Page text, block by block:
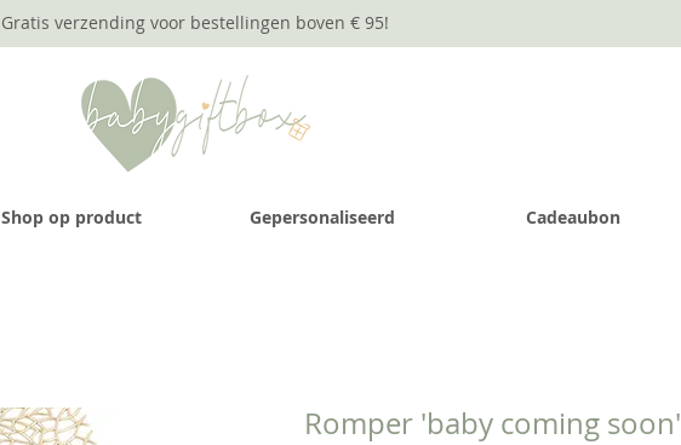
Gratis verzending voor bestellingen boven € 95!
Shop op product Gepersonaliseerd Cadeaubon
Romper 'baby coming soon'